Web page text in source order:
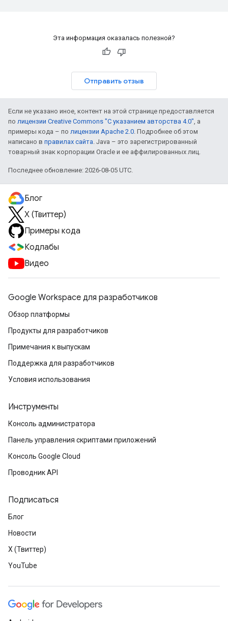
Эта информация оказалась полезной?
Отправить отзыв
Если не указано иное, контент на этой странице предоставляется
по лицензии Creative Commons "С указанием авторства 4.0", а
примеры кода – по лицензии Apache 2.0. Подробнее об этом
написано в правилах сайта. Java – это зарегистрированный
товарный знак корпорации Oracle и ее аффилированных лиц.
Последнее обновление: 2026-08-05 UTC.
Блог
X (Твиттер)
Примеры кода
Кодлабы
Видео
Google Workspace для разработчиков
Обзор платформы
Продукты для разработчиков
Примечания к выпускам
Поддержка для разработчиков
Условия использования
Инструменты
Консоль администратора
Панель управления скриптами приложений
Консоль Google Cloud
Проводник API
Подписаться
Блог
Новости
X (Твиттер)
YouTube